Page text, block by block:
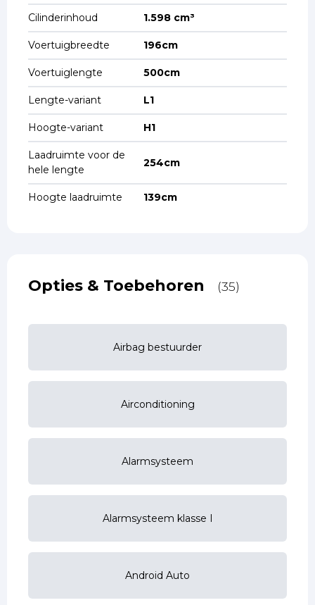
Cilinderinhoud 1.598 cm³
Voertuigbreedte 196cm
Voertuiglengte 500cm
Lengte-variant L1
Hoogte-variant H1
Laadruimte voor de
hele lengte
254cm
Hoogte laadruimte 139cm
Opties & Toebehoren (35)
Airbag bestuurder
Airconditioning
Alarmsysteem
Alarmsysteem klasse I
Android Auto